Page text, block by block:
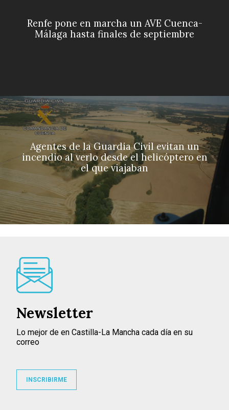
Renfe pone en marcha un AVE Cuenca-
Málaga hasta finales de septiembre
Agentes de la Guardia Civil evitan un
incendio al verlo desde el helicóptero en
el que viajaban
Newsletter
Lo mejor de en Castilla-La Mancha cada día en su
correo
INSCRIBIRME